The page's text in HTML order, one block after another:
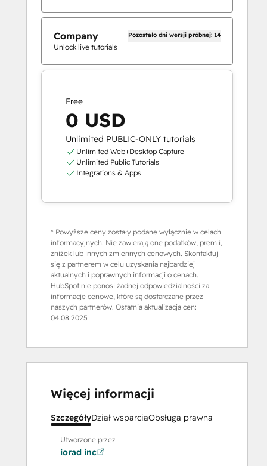
Company Pozostało dni wersji próbnej: 14
Unlock live tutorials
Free
0 USD
Unlimited PUBLIC-ONLY tutorials
Unlimited Web+Desktop Capture
Unlimited Public Tutorials
Integrations & Apps
* Powyższe ceny zostały podane wyłącznie w celach
informacyjnych. Nie zawierają one podatków, premii,
zniżek lub innych zmiennych cenowych. Skontaktuj
się z partnerem w celu uzyskania najbardziej
aktualnych i poprawnych informacji o cenach.
HubSpot nie ponosi żadnej odpowiedzialności za
informacje cenowe, które są dostarczane przez
naszych partnerów. Ostatnia aktualizacja cen:
04.08.2025
Więcej informacji
SzczegółyDział wsparciaObsługa prawna
Utworzone przez
iorad inc